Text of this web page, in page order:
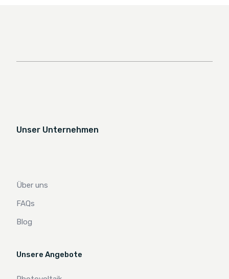
Unser Unternehmen
Über uns
FAQs
Blog
Unsere Angebote